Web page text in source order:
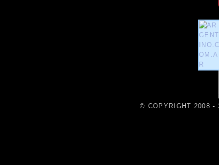
© COPYRIGHT 2008